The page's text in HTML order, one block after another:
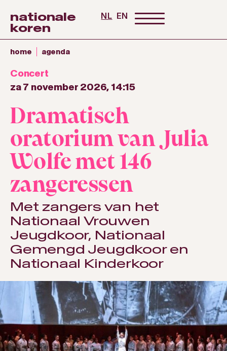
nationale
koren
NL EN
home agenda
Concert
za 7 november 2026, 14:15
Dramatisch
oratorium van Julia
Wolfe met 146
zangeressen
Met zangers van het
Nationaal Vrouwen
Jeugdkoor, Nationaal
Gemengd Jeugdkoor en
Nationaal Kinderkoor